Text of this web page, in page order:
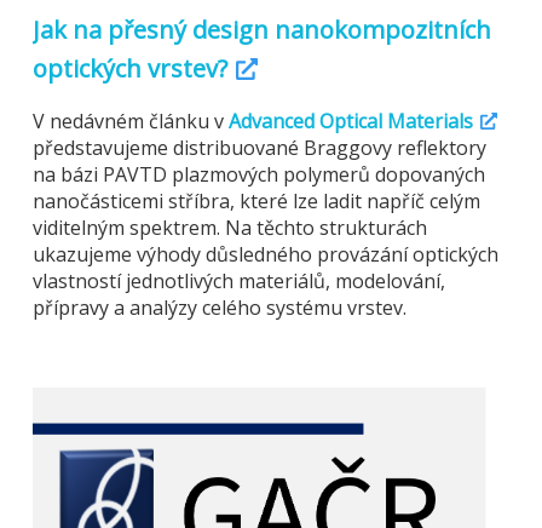
Jak na přesný design nanokompozitních
optických vrstev?
V nedávném článku vAdvanced Optical Materials
představujeme distribuované Braggovy reflektory
na bázi PAVTD plazmových polymerů dopovaných
nanočásticemi stříbra, které lze ladit napříč celým
viditelným spektrem. Na těchto strukturách
ukazujeme výhody důsledného provázání optických
vlastností jednotlivých materiálů, modelování,
přípravy a analýzy celého systému vrstev.